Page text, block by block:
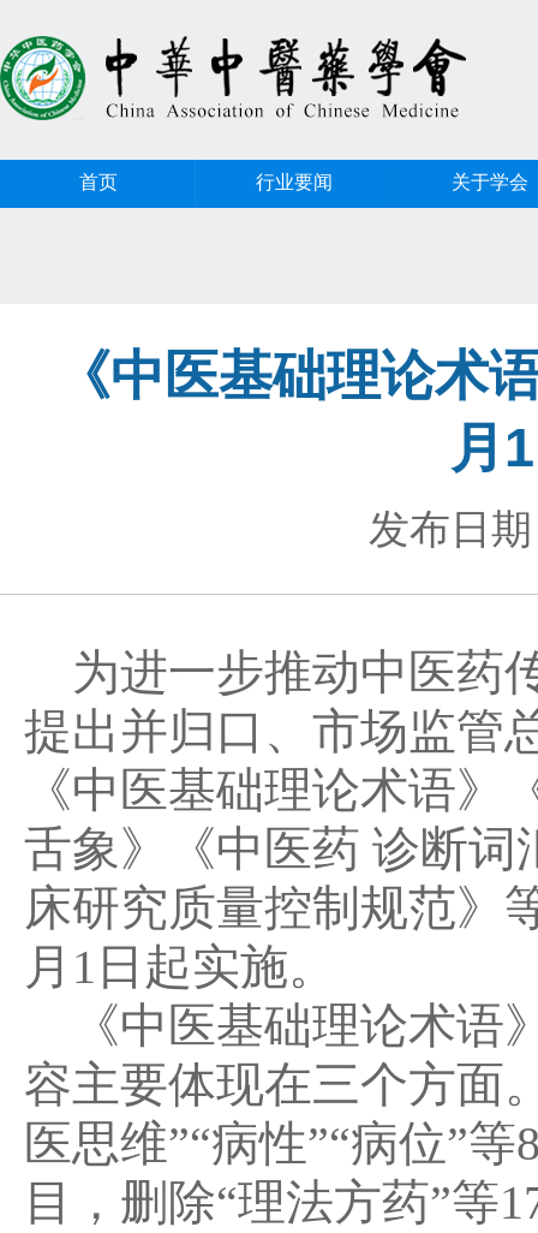
首页 行业要闻 关于学会
《中医基础理论术
月
发布日
为进一步推动中医药
提出并归口、市场监管
《中医基础理论术语》
舌象》《中医药 诊断词
床研究质量控制规范》
月1日起实施。
《中医基础理论术语
容主要体现在三个方面
医思维”“病性”“病位”
目，删除“理法方药”等